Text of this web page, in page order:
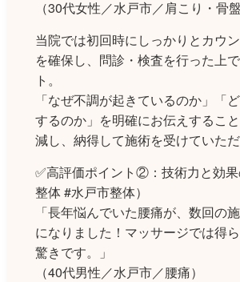
（30代女性／水戸市／肩こり・骨盤
当院では初回時にしっかりとカウ
を確保し、問診・検査を行った上
ト。
「なぜ不調が起きているのか」「
するのか」を明確にお伝えするこ
減し、納得して施術を受けていただ
✅高評価ポイント②：技術力と効
整体 #水戸市整体）
「長年悩んでいた腰痛が、数回の
になりました！マッサージでは得
驚きです。」
（40代男性／水戸市／腰痛）